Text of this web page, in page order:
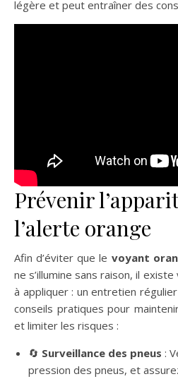
légère et peut entraîner des
Prévenir
l’alerte orange
Afin d’éviter que le voyant
ne s’illumine sans raison, il
à appliquer : un entretien
conseils pratiques pour
et limiter les risques :
🔄 Surveillance des pneus :
pression des pneus, et